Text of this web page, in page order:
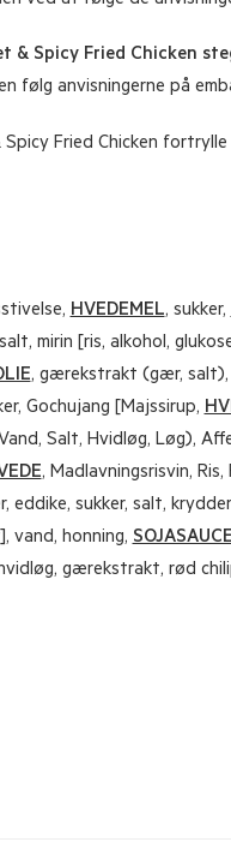
& Spicy Fried Chicken
følg anvisningerne på
Fried Chicken
HVEDEMEL, sukker,
mirin [ris, alkohol,
, gærekstrakt (gær, salt),
Gochujang [Majssirup,
Salt, Hvidløg, Løg),
, Madlavningsrisvin,
eddike, sukker, salt,
vand, honning,
gærekstrakt, rød